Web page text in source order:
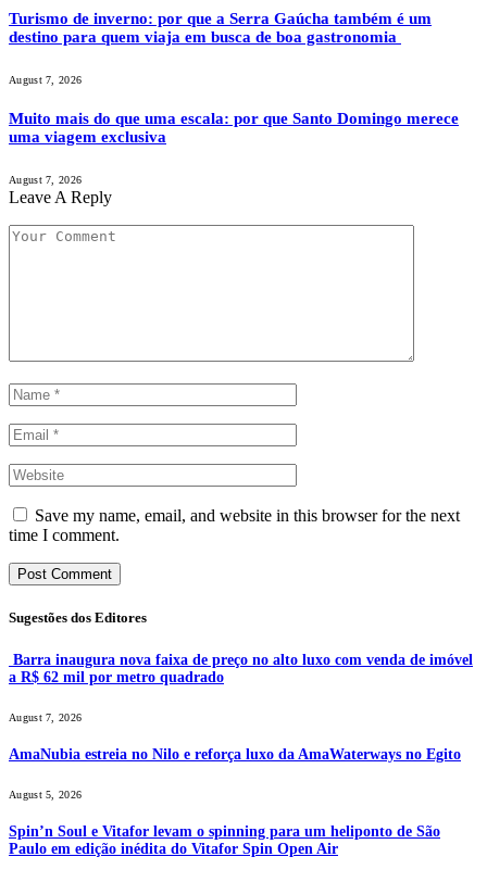
Turismo de inverno: por que a Serra Gaúcha também é um
destino para quem viaja em busca de boa gastronomia
August 7, 2026
Muito mais do que uma escala: por que Santo Domingo merece
uma viagem exclusiva
August 7, 2026
Leave A Reply
Save my name, email, and website in this browser for the next
time I comment.
Sugestões dos Editores
Barra inaugura nova faixa de preço no alto luxo com venda de imóvel
a R$ 62 mil por metro quadrado
August 7, 2026
AmaNubia estreia no Nilo e reforça luxo da AmaWaterways no Egito
August 5, 2026
Spin’n Soul e Vitafor levam o spinning para um heliponto de São
Paulo em edição inédita do Vitafor Spin Open Air